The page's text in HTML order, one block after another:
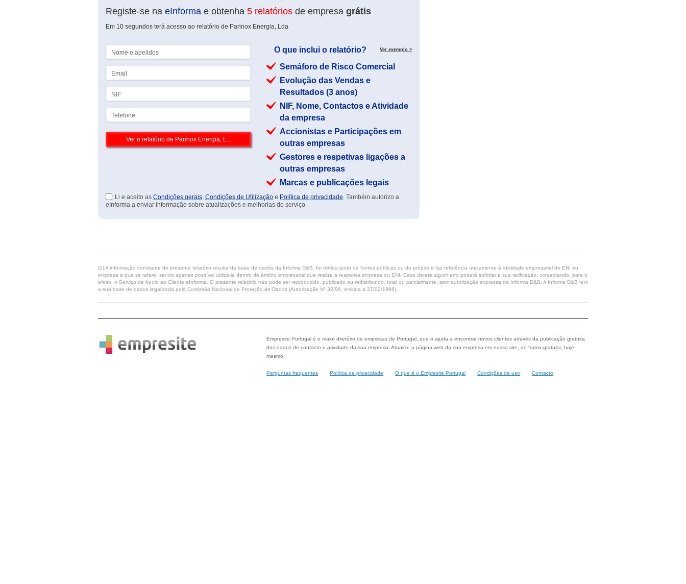
Registe-se na eInforma e obtenha 5 relatórios de empresa grátis
Em 10 segundos terá acesso ao relatório de Parinox Energia, Lda
O que inclui o relatório? Ver exemplo >
Semáforo de Risco Comercial
Evolução das Vendas e
Resultados (3 anos)
NIF, Nome, Contactos e Atividade
da empresa
Accionistas e Participações em
outras empresas
Gestores e respetivas ligações a
outras empresas
Marcas e publicações legais
Li e aceito as Condições gerais, Condições de Utilização e Política de privacidade. Também autorizo a
eInforma a enviar informação sobre atualizações e melhorias do serviço.
(1) A informação constante do presente relatório resulta da base de dados da Informa D&B, foi obtida junto de fontes públicas ou do próprio e faz referência unicamente à atividade empresarial do ENI ou
empresa a que se refere, sendo apenas possível utilizá-la dentro do âmbito empresarial que realiza a respetiva empresa ou ENI. Caso detete algum erro poderá solicitar a sua retificação, contactando, para o
efeito, o Serviço de Apoio ao Cliente eInforma. O presente relatório não pode ser reproduzido, publicado ou redistribuído, total ou parcialmente, sem autorização expressa da Informa D&B. A Informa D&B tem
a sua base de dados legalizada pela Comissão Nacional de Proteção de Dados (Autorização Nº 32/96, emitida a 27/02/1996).
Empresite Portugal é o maior diretório de empresas de Portugal, que o ajuda a encontrar novos clientes através da publicação gratuita
dos dados de contacto e atividade da sua empresa. Atualize a página web da sua empresa em nosso site, de forma gratuita, hoje
mesmo.
Perguntas frequentes Política de privacidade O que é o Empresite Portugal Condições de uso Contacto